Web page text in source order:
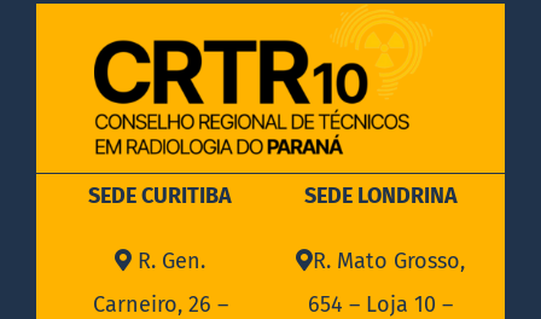
SEDE CURITIBA
R. Gen.
Carneiro, 26 –
SEDE LONDRINA
R. Mato Grosso,
654 – Loja 10 –